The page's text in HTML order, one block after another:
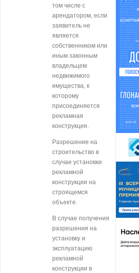
том числе с
арендатором, если
заявитель не
является
собственником или
иным законным
владельцем
недвижимого
имущества, к
которому
присоединяется
рекламная
конструкция.
Разрешение на
строительство в
случае установки
рекламной
конструкции на
строящемся
объекте.
В случае получения
разрешения на
установку и
эксплуатацию
рекламной
конструкции в